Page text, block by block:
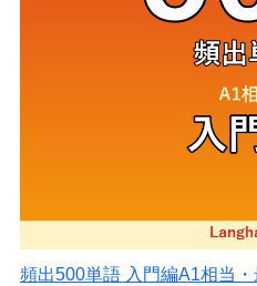
頻出500単語 入門編A1相当